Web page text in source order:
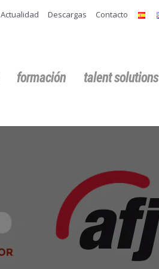
Actualidad Descargas Contacto
formación talent solutions